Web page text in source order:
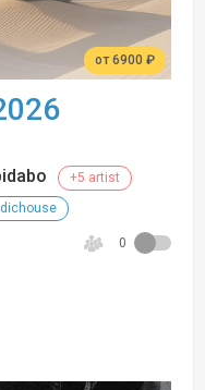
от 6900 ₽
+5 artist
0